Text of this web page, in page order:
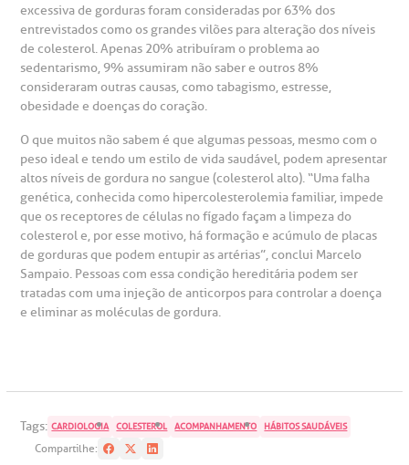
Saiba mais
Endereço:
R. Martiniano de Carvalho, 965
CEP: 01323-001 | Bela Vista
São Paulo - SP
Clínica Medicina da Mulher
a BP
Conosco
de Benchmarking
de Bioética
Cirurgia
frequentes
de Sangue
de órgãos
de cuidado
excessiva de gorduras foram consideradas por 63% dos
entrevistados como os grandes vilões para alteração dos níveis
de colesterol. Apenas 20% atribuíram o problema ao
sedentarismo, 9% assumiram não saber e outros 8%
consideraram outras causas, como tabagismo, estresse,
obesidade e doenças do coração.
O que muitos não sabem é que algumas pessoas, mesmo com o
peso ideal e tendo um estilo de vida saudável, podem apresentar
altos níveis de gordura no sangue (colesterol alto). “Uma falha
genética, conhecida como hipercolesterolemia familiar, impede
que os receptores de células no fígado façam a limpeza do
colesterol e, por esse motivo, há formação e acúmulo de placas
de gorduras que podem entupir as artérias”, conclui Marcelo
Sampaio. Pessoas com essa condição hereditária podem ser
tratadas com uma injeção de anticorpos para controlar a doença
e eliminar as moléculas de gordura.
Tags: CARDIOLOGIA COLESTEROL ACOMPANHAMENTO HÁBITOS SAUDÁVEIS
Compartilhe: